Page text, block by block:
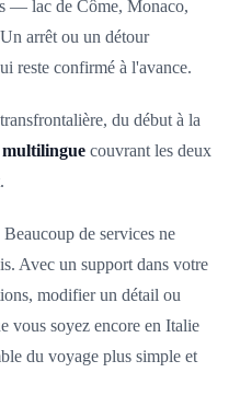
— lac de Côme, Monaco,
arrêt ou un détour
reste confirmé à l'avance.
du début à la
couvrant les deux
de services ne
Avec un support dans votre
modifier un détail ou
vous soyez encore en Italie
du voyage plus simple et